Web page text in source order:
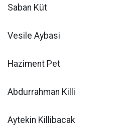
Saban Küt
Vesile Aybasi
Haziment Pet
Abdurrahman Killi
Aytekin Killibacak